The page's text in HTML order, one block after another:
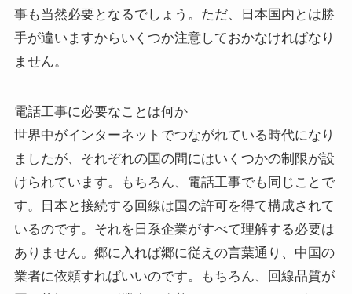
事も当然必要となるでしょう。ただ、日本国内とは勝
手が違いますからいくつか注意しておかなければなり
ません。
電話工事に必要なことは何か
世界中がインターネットでつながれている時代になり
ましたが、それぞれの国の間にはいくつかの制限が設
けられています。もちろん、電話工事でも同じことで
す。日本と接続する回線は国の許可を得て構成されて
いるのです。それを日系企業がすべて理解する必要は
ありません。郷に入れば郷に従えの言葉通り、中国の
業者に依頼すればいいのです。もちろん、回線品質が